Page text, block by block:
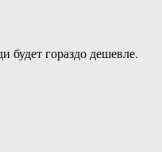
гораздо дешевле.